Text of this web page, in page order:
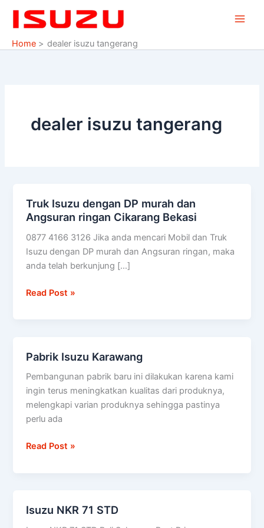
Home
dealer isuzu tangerang
dealer isuzu tangerang
Truk Isuzu dengan DP murah dan
Angsuran ringan Cikarang Bekasi
0877 4166 3126 Jika anda mencari Mobil dan Truk
Isuzu dengan DP murah dan Angsuran ringan, maka
anda telah berkunjung […]
Truk
Isuzu
dengan
DP
murah
Angsuran
Read Post »
Pabrik Isuzu Karawang
Pembangunan pabrik baru ini dilakukan karena kami
ingin terus meningkatkan kualitas dari produknya,
melengkapi varian produknya sehingga pastinya
perlu ada
Pabrik
Karawang
Read Post »
Isuzu NKR 71 STD
Isuzu